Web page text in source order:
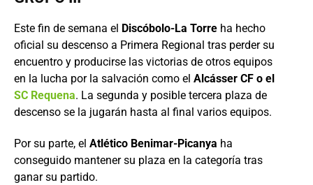
Este fin de semana el Discóbolo-La Torre ha hecho
oficial su descenso a Primera Regional tras perder su
encuentro y producirse las victorias de otros equipos
en la lucha por la salvación como el Alcásser CF o el
SC Requena. La segunda y posible tercera plaza de
descenso se la jugarán hasta al final varios equipos.
Por su parte, el Atlético Benimar-Picanya ha
conseguido mantener su plaza en la categoría tras
ganar su partido.